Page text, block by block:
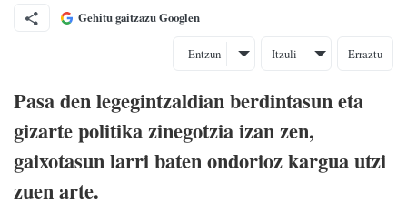
Gehitu gaitzazu Googlen
Entzun Itzuli Erraztu
Pasa den legegintzaldian berdintasun eta
gizarte politika zinegotzia izan zen,
gaixotasun larri baten ondorioz kargua utzi
zuen arte.